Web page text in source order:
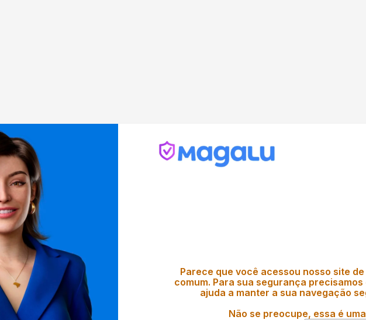
Parece que você acessou nosso site
comum. Para sua segurança
ajuda a manter a sua navegação
Não se preocupe, essa é